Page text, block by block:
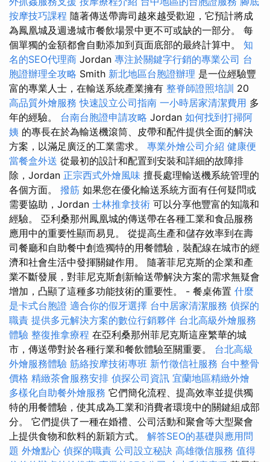
按摩技巧課程 隨著傳送帶壽司越來越受歡迎，它預計將成
為鳳凰城及週邊城市餐飲場景中更不可或缺的一部分。 每
個單獨的金額都會自動添加到頁面底部的最終計算中。 知
名的SEO代理商 Jordan 專注於關鍵字行銷的專業公司 台
胞證辦理全攻略 Smith 新北地區台胞證辦理 是一位經驗豐
富的專業人士，在輸送系統產業擁有 整脊師證照培訓 20
高品質外燴服務 快速設立公司指南 一小時居家清潔費用 多
年的經驗。 台南台胞證申請攻略 Jordan 如何找到打掃阿
姨 的專長在於為輸送機滾筒、皮帶和配件提供全面的解決
方案，以滿足廣泛的工業需求。 專業外燴公司介紹 健康便
當餐盒外送 從最初的設計和配置到安裝和詳細的故障排
除，Jordan 正宗西式外燴風味 擅長處理輸送機系統管理的
各個方面。 撥筋 如果您在優化輸送系統方面有任何疑問或
需要協助，Jordan 士林推拿技術 可以分享他豐富的知識和
經驗。 亞利桑那州鳳凰城的傳送帶在各種工業和食品服務
應用中的重要性顯而易見。 從提高生產和儲存效率到在壽
司餐廳和自助餐中創造獨特的用餐體驗，裝配線在城市的經
濟和社會生活中發揮關鍵作用。 隨著菲尼克斯的企業和產
業不斷發展，對菲尼克斯創新輸送帶解決方案的需求無疑會
增加，凸顯了這種多功能技術的重要性。 - 餐桌佈置 什麼
是卡式台胞證 適合你的假牙選擇 台中居家清潔服務 偵探的
職責 提供多元解決方案的數位行銷夥伴 台北高級外燴服務
體驗 整復推拿療程 在亞利桑那州菲尼克斯這座繁華的城
市，傳送帶對於各種行業和餐飲體驗至關重要。 台北高級
外燴服務體驗 筋絡按摩技術專班 新竹徵信社服務 台中整骨
價格 精緻茶會服務安排 偵探公司資訊 宜蘭地區精緻外燴
多樣化自助餐外燴服務 它們簡化流程、提高效率並提供獨
特的用餐體驗，使其成為工業和消費者環境中的關鍵組成部
分。 它們提供了一種在婚禮、公司活動和聚會等大型聚會
上提供食物和飲料的新穎方式。 解答SEO的基礎與應用問
題 外燴點心 偵探的職責 公司設立秘訣 高雄徵信服務 值得